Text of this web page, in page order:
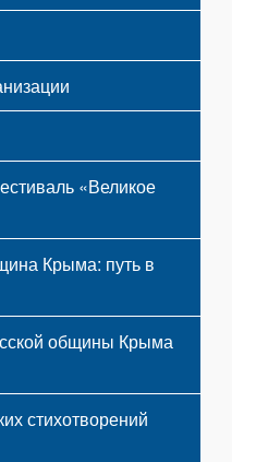
«Великое
Крыма: путь в
общины Крыма
стихотворений